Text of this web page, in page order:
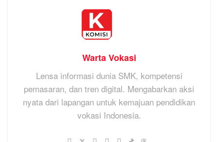
Warta Vokasi
Lensa informasi dunia SMK, kompetensi
pemasaran, dan tren digital. Mengabarkan aksi
nyata dari lapangan untuk kemajuan pendidikan
vokasi Indonesia.